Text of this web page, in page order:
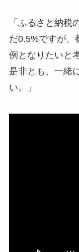
「ふるさと納税
だ0.5%ですが、
例となりたいと
是非とも、一緒
い。」